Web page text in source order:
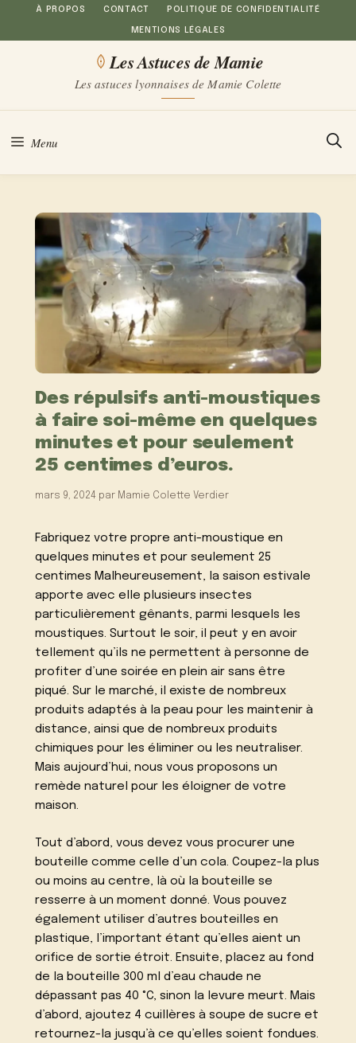
Aller
au
À PROPOS CONTACT POLITIQUE DE CONFIDENTIALITÉ
MENTIONS LÉGALES
Les Astuces de Mamie
Les astuces lyonnaises de Mamie Colette
Menu
Des répulsifs anti-moustiques
à faire soi-même en quelques
minutes et pour seulement
25 centimes d’euros.
mars 9, 2024 par Mamie Colette Verdier
Fabriquez votre propre anti-moustique en
quelques minutes et pour seulement 25
centimes Malheureusement, la saison estivale
apporte avec elle plusieurs insectes
particulièrement gênants, parmi lesquels les
moustiques. Surtout le soir, il peut y en avoir
tellement qu’ils ne permettent à personne de
profiter d’une soirée en plein air sans être
piqué. Sur le marché, il existe de nombreux
produits adaptés à la peau pour les maintenir à
distance, ainsi que de nombreux produits
chimiques pour les éliminer ou les neutraliser.
Mais aujourd’hui, nous vous proposons un
remède naturel pour les éloigner de votre
maison.
Tout d’abord, vous devez vous procurer une
bouteille comme celle d’un cola. Coupez-la plus
ou moins au centre, là où la bouteille se
resserre à un moment donné. Vous pouvez
également utiliser d’autres bouteilles en
plastique, l’important étant qu’elles aient un
orifice de sortie étroit. Ensuite, placez au fond
de la bouteille 300 ml d’eau chaude ne
dépassant pas 40 °C, sinon la levure meurt. Mais
d’abord, ajoutez 4 cuillères à soupe de sucre et
retournez-la jusqu’à ce qu’elles soient fondues.